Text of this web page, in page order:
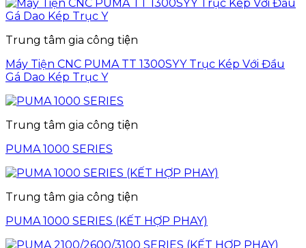
Trung tâm gia công tiện
Máy Tiện CNC PUMA TT 1300SYY Trục Kép Với Đầu
Gá Dao Kép Trục Y
Trung tâm gia công tiện
PUMA 1000 SERIES
Trung tâm gia công tiện
PUMA 1000 SERIES (KẾT HỢP PHAY)